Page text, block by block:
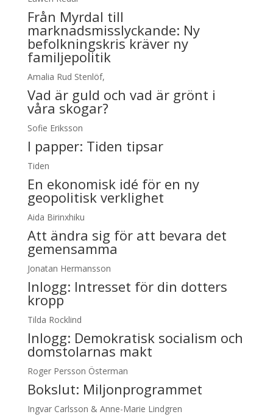
Från Myrdal till
marknadsmisslyckande: Ny
befolkningskris kräver ny
familjepolitik
Amalia Rud Stenlöf,
Vad är guld och vad är grönt i
våra skogar?
Sofie Eriksson
I papper: Tiden tipsar
Tiden
En ekonomisk idé för en ny
geopolitisk verklighet
Aida Birinxhiku
Att ändra sig för att bevara det
gemensamma
Jonatan Hermansson
Inlogg: Intresset för din dotters
kropp
Tilda Rocklind
Inlogg: Demokratisk socialism och
domstolarnas makt
Roger Persson Österman
Bokslut: Miljonprogrammet
Ingvar Carlsson & Anne-Marie Lindgren